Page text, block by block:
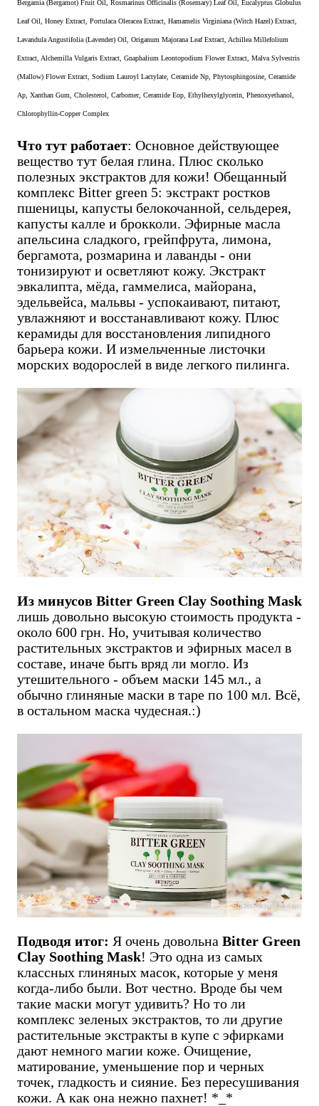
Bergamia (Bergamot) Fruit Oil, Rosmarinus Officinalis (Rosemary) Leaf Oil, Eucalyptus Globulus
Leaf Oil, Honey Extract, Portulaca Oleracea Extract, Hamamelis Virginiana (Witch Hazel) Extract,
Lavandula Angustifolia (Lavender) Oil, Origanum Majorana Leaf Extract, Achillea Millefolium
Extract, Alchemilla Vulgaris Extract, Gnaphalium Leontopodium Flower Extract, Malva Sylvestris
(Mallow) Flower Extract, Sodium Lauroyl Lactylate, Ceramide Np, Phytosphingosine, Ceramide
Ap, Xanthan Gum, Cholesterol, Carbomer, Ceramide Eop, Ethylhexylglycerin, Phenoxyethanol,
Chlorophyllin-Copper Complex
Что тут работает: Основное действующее
вещество тут белая глина. Плюс сколько
полезных экстрактов для кожи! Обещанный
комплекс Bitter green 5: экстракт ростков
пшеницы, капусты белокочанной, сельдерея,
капусты калле и брокколи. Эфирные масла
апельсина сладкого, грейпфрута, лимона,
бергамота, розмарина и лаванды - они
тонизируют и осветляют кожу. Экстракт
эвкалипта, мёда, гаммелиса, майорана,
эдельвейса, мальвы - успокаивают, питают,
увлажняют и восстанавливают кожу. Плюс
керамиды для восстановления липидного
барьера кожи. И измельченные листочки
морских водорослей в виде легкого пилинга.
Из минусов Bitter Green Clay Soothing Mask
лишь довольно высокую стоимость продукта -
около 600 грн. Но, учитывая количество
растительных экстрактов и эфирных масел в
составе, иначе быть вряд ли могло. Из
утешительного - объем маски 145 мл., а
обычно глиняные маски в таре по 100 мл. Всё,
в остальном маска чудесная.:)
Подводя итог: Я очень довольна Bitter Green
Clay Soothing Mask! Это одна из самых
классных глиняных масок, которые у меня
когда-либо были. Вот честно. Вроде бы чем
такие маски могут удивить? Но то ли
комплекс зеленых экстрактов, то ли другие
растительные экстракты в купе с эфирками
дают немного магии коже. Очищение,
матирование, уменьшение пор и черных
точек, гладкость и сияние. Без пересушивания
кожи. А как она нежно пахнет! *_*